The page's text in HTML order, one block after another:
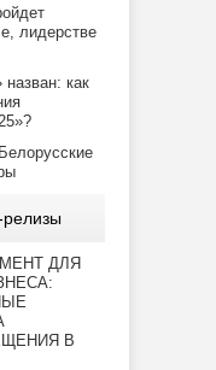
лидерстве
как
релизы
ДЛЯ
В